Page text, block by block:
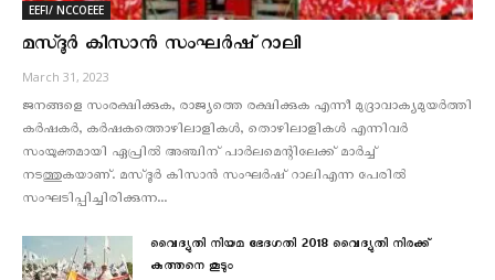
EEFI/ NCCOEEE
മസ്‌ദൂര്‍ കിസാന്‍ സംഘര്‍ഷ് റാലി
March 31, 2023
ജനങ്ങളെ സംരക്ഷിക്കുക, രാജ്യത്തെ രക്ഷിക്കുക എന്നീ മുദ്രാവാക്യമുയർത്തി
കർഷകര്‍, കർഷകത്തൊഴിലാളികള്‍, തൊഴിലാളികള്‍ എന്നിവര്‍
സംയുക്തമായി ഏപ്രിൽ അഞ്ചിന്‌ പാർലമെന്റിലേക്ക്‌ മാര്‍ച്ച്
നടത്തുകയാണ്. മസ്‌ദൂർ കിസാൻ സംഘർഷ്‌ റാലിഎന്ന പേരില്‍
സംഘടിപ്പിച്ചിരിക്കുന്ന...
വൈദ്യുതി നിയമ ഭേദഗതി 2018 വൈദ്യുതി നിരക്ക്
കുത്തനെ കൂടും